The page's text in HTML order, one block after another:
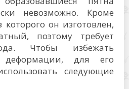
невозможно. Кроме
которого он изготовлен,
поэтому требует
Чтобы избежать
для его
следующие